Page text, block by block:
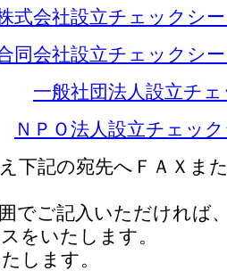
式会社設立チェックシ
同会社設立チェックシ
一般社団法人設立チ
ＮＰＯ法人設立チェッ
下記の宛先へＦＡＸま
でご記入いただければ
をいたします。
します。